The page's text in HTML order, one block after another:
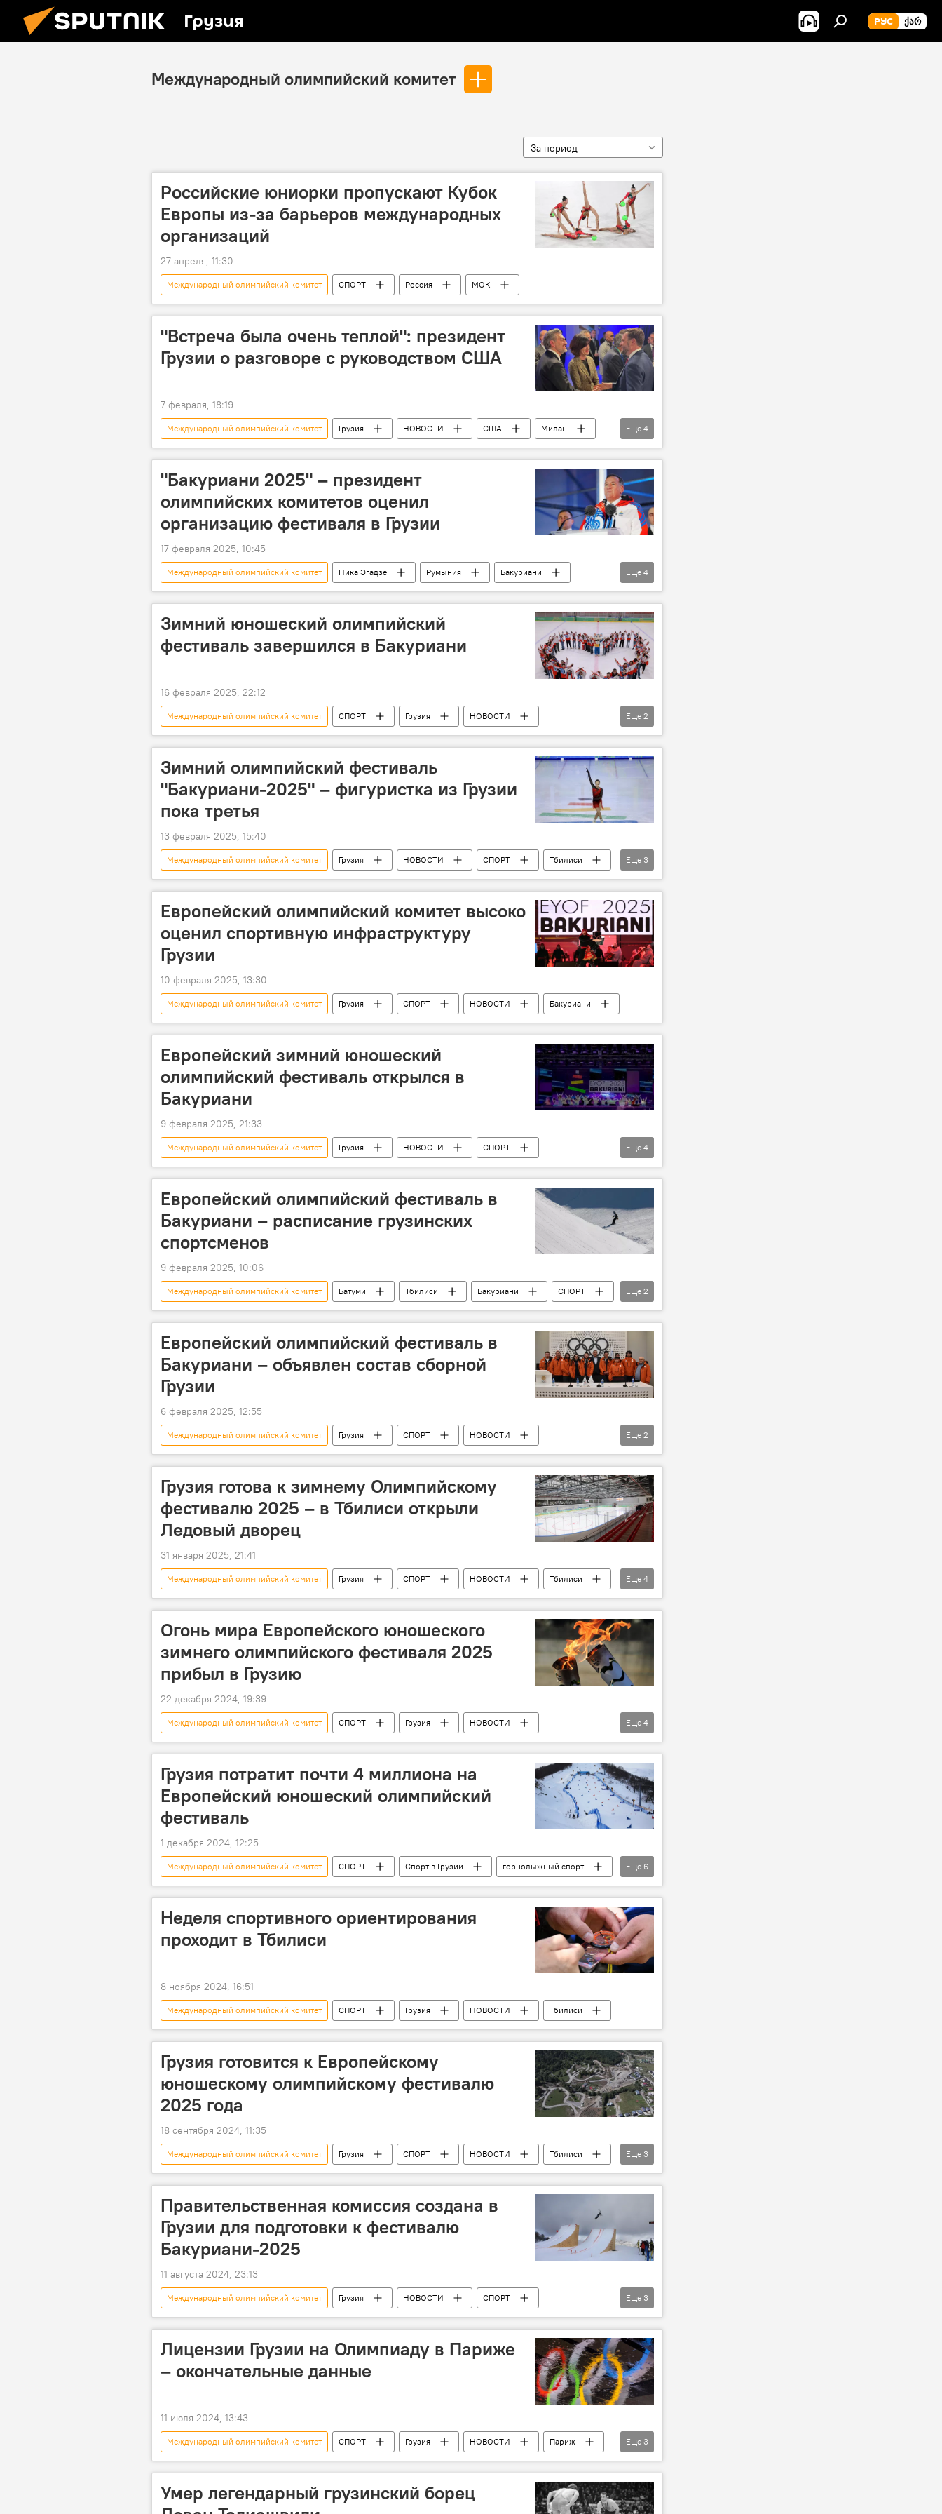
Грузия РУС ᲥᲐᲠ
Международный олимпийский комитет
За период
Российские юниорки пропускают Кубок
Европы из-за барьеров международных
организаций
27 апреля, 11:30
Международный олимпийский комитет СПОРТ Россия МОК
"Встреча была очень теплой": президент
Грузии о разговоре с руководством США
7 февраля, 18:19
Международный олимпийский комитет Грузия НОВОСТИ США
Милан
Джо Байден
Михаил Кавелашвили
Марко Рубио
Еще 4
"Бакуриани 2025" – президент
олимпийских комитетов оценил
организацию фестиваля в Грузии
17 февраля 2025, 10:45
Международный олимпийский комитет Ника Эгадзе Румыния
Бакуриани
Тбилиси
НОВОСТИ Грузия СПОРТ
Еще 4
Зимний юношеский олимпийский
фестиваль завершился в Бакуриани
16 февраля 2025, 22:12
Международный олимпийский комитет СПОРТ Грузия
НОВОСТИ
Бакуриани
Тбилиси Батуми
Еще 2
Зимний олимпийский фестиваль
"Бакуриани-2025" – фигуристка из Грузии
пока третья
13 февраля 2025, 15:40
Международный олимпийский комитет Грузия НОВОСТИ СПОРТ
Тбилиси
Батуми
Бакуриани Фигурное катание
Еще 3
Европейский олимпийский комитет высоко
оценил спортивную инфраструктуру
Грузии
10 февраля 2025, 13:30
Международный олимпийский комитет Грузия СПОРТ НОВОСТИ Бакуриани
Европейский зимний юношеский
олимпийский фестиваль открылся в
Бакуриани
9 февраля 2025, 21:33
Международный олимпийский комитет Грузия НОВОСТИ
СПОРТ
Бакуриани
Тбилиси Батуми
Ираклий Кобахидзе
Еще 4
Европейский олимпийский фестиваль в
Бакуриани – расписание грузинских
спортсменов
9 февраля 2025, 10:06
Международный олимпийский комитет Батуми Тбилиси Бакуриани
СПОРТ
Грузия
НОВОСТИ
Еще 2
Европейский олимпийский фестиваль в
Бакуриани – объявлен состав сборной
Грузии
6 февраля 2025, 12:55
Международный олимпийский комитет Грузия СПОРТ
НОВОСТИ
Бакуриани
Тбилиси Батуми
Еще 2
Грузия готова к зимнему Олимпийскому
фестивалю 2025 – в Тбилиси открыли
Ледовый дворец
31 января 2025, 21:41
Международный олимпийский комитет Грузия СПОРТ НОВОСТИ
Тбилиси
Бакуриани
Батуми Ираклий Кобахидзе Фонд муниципального развития
Еще 4
Огонь мира Европейского юношеского
зимнего олимпийского фестиваля 2025
прибыл в Грузию
22 декабря 2024, 19:39
Международный олимпийский комитет СПОРТ Грузия
НОВОСТИ
Бакуриани
Батуми Тбилиси
Лаша Бекаури
Еще 4
Грузия потратит почти 4 миллиона на
Европейский юношеский олимпийский
фестиваль
1 декабря 2024, 12:25
Международный олимпийский комитет СПОРТ Спорт в Грузии
горнолыжный спорт
экстремальный спорт
Грузия НОВОСТИ Батуми
Бакуриани
Еще 6
Неделя спортивного ориентирования
проходит в Тбилиси
8 ноября 2024, 16:51
Международный олимпийский комитет СПОРТ Грузия НОВОСТИ Тбилиси
Грузия готовится к Европейскому
юношескому олимпийскому фестивалю
2025 года
18 сентября 2024, 11:35
Международный олимпийский комитет Грузия СПОРТ НОВОСТИ
Тбилиси
Бакуриани
Ираклий Карселадзе Фонд муниципального развития
Еще 3
Правительственная комиссия создана в
Грузии для подготовки к фестивалю
Бакуриани-2025
11 августа 2024, 23:13
Международный олимпийский комитет Грузия НОВОСТИ
СПОРТ
Ираклий Кобахидзе
НОК Бакуриани
Еще 3
Лицензии Грузии на Олимпиаду в Париже
– окончательные данные
11 июля 2024, 13:43
Международный олимпийский комитет СПОРТ Грузия НОВОСТИ
Париж
Важа Маргвелашвили
Лаша Бекаури Лаша Шавдатуашвили
Еще 3
Умер легендарный грузинский борец